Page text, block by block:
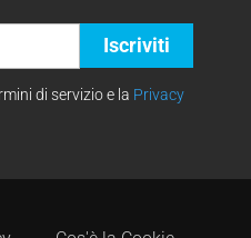
di servizio e la Privacy